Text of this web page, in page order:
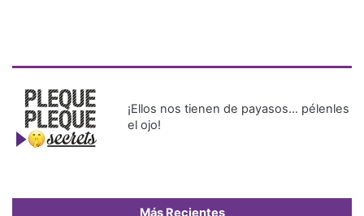
¡Ellos nos tienen de payasos… pélenles
el ojo!
Más Recientes